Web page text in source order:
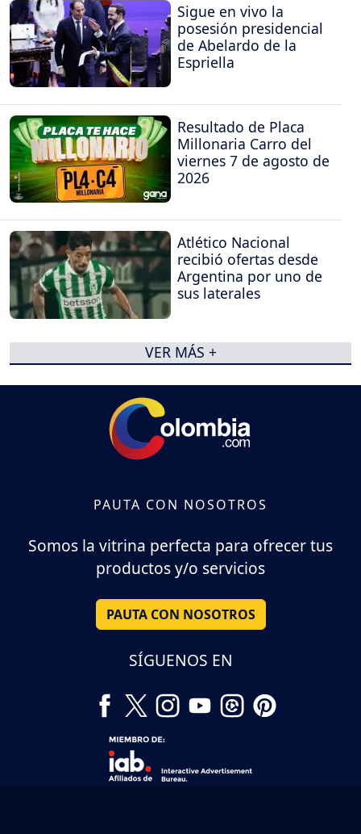
Sigue en vivo la
posesión presidencial
de Abelardo de la
Espriella
Resultado de Placa
Millonaria Carro del
viernes 7 de agosto de
2026
Atlético Nacional
recibió ofertas desde
Argentina por uno de
sus laterales
VER MÁS +
PAUTA CON NOSOTROS
Somos la vitrina perfecta para ofrecer tus
productos y/o servicios
PAUTA CON NOSOTROS
SÍGUENOS EN